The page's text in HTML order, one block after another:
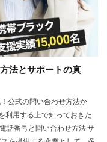
法とサポートの真
公式の問い合わせ方法か
利用する上で知っておきた
話番号と問い合わせ方法 サ